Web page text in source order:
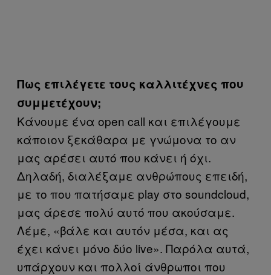
Πως επιλέγετε τους καλλιτέχνες που
συμμετέχουν;
Κάνουμε ένα open call και επιλέγουμε
κάποιον ξεκάθαρα με γνώμονα το αν
μας αρέσει αυτό που κάνει ή όχι.
Δηλαδή, διαλέξαμε ανθρώπους επειδή,
με το που πατήσαμε play στο soundcloud,
μας άρεσε πολύ αυτό που ακούσαμε.
Λέμε, «βάλε και αυτόν μέσα, και ας
έχει κάνει μόνο δύο live». Παρόλα αυτά,
υπάρχουν και πολλοί άνθρωποι που